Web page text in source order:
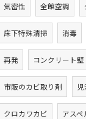
気密性 全館空調
床下特殊清掃 消毒
再発 コンクリート壁
市販のカビ取り剤
クロカワカビ アスペ